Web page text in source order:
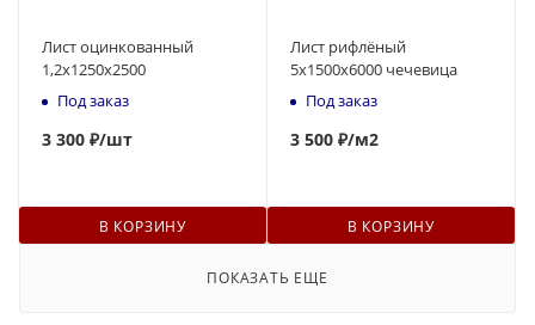
Лист оцинкованный
1,2x1250х2500
Под заказ
3 300 ₽/шт
В КОРЗИНУ
Лист рифлёный
5х1500х6000 чечевица
Под заказ
3 500 ₽/м2
В КОРЗИНУ
ПОКАЗАТЬ ЕЩЕ